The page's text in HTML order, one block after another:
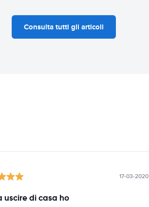
Consulta tutti gli articoli
17-03-2020
uscire di casa ho